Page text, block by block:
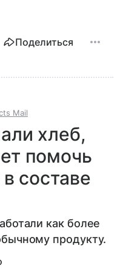
Поделиться
Mail
хлеб,
помочь
составе
как более
продукту.